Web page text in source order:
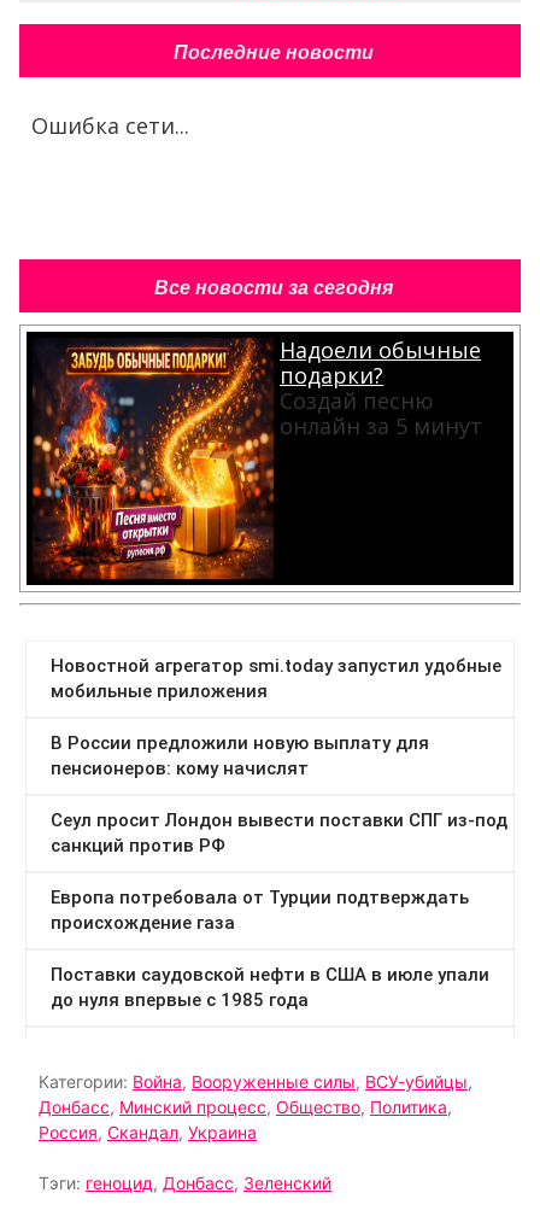
Последние новости
Ошибка сети...
Все новости за сегодня
Надоели обычные
подарки?
Создай песню
онлайн за 5 минут
Категории: Война, Вооруженные силы, ВСУ-убийцы,
Донбасс, Минский процесс, Общество, Политика,
Россия, Скандал, Украина
Тэги: геноцид, Донбасс, Зеленский